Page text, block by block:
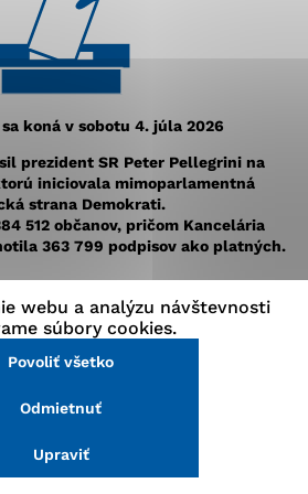
koná v sobotu 4. júla 2026
prezident SR Peter Pellegrini na
iniciovala mimoparlamentná
strana Demokrati.
512 občanov, pričom Kancelária
363 799 podpisov ako platných.
webu a analýzu návštevnosti
súbory cookies.
Povoliť všetko
Odmietnuť
Upraviť
oblastiam webovej
cookie nemôže web
prevádzkovateľovi stránok
stránok stránku používajú,
a ponúknuť im lepšiu
sa zbierajú anonymne a nie je
osobou.
Povoliť všetko
Uložiť nastavenia
Viac informácií